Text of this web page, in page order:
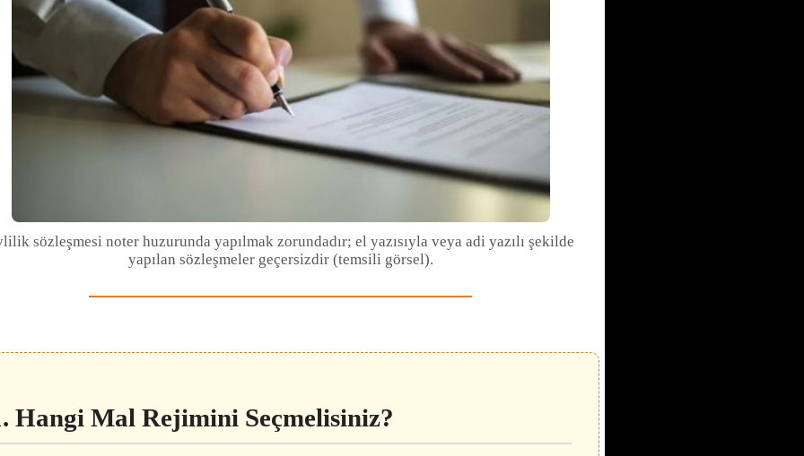
sözleşmesi noter huzurunda yapılmak zorundadır; el yazısıyla veya adi yazılı şekilde
yapılan sözleşmeler geçersizdir (temsili görsel).
Hangi Mal Rejimini Seçmelisiniz?